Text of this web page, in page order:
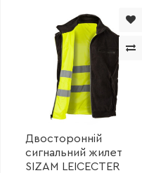
Двосторонній
сигнальний жилет
SIZAM LEICECTER